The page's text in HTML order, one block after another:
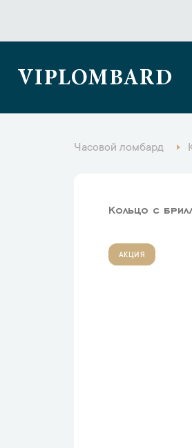
VIPLOMBARD
Часовой ломбард
Кольцо с
АКЦИЯ